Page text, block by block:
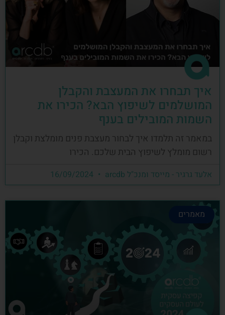
איך תבחרו את המעצבת והקבלן
המושלמים לשיפוץ הבא? הכירו את
השמות המובילים בענף
במאמר זה תלמדו איך לבחור מעצבת פנים מומלצת וקבלן
רשום מומלץ לשיפוץ הבית שלכם. הכירו
אלעד גרגיר - מייסד ומנכ"ל arcdb
מאמרים